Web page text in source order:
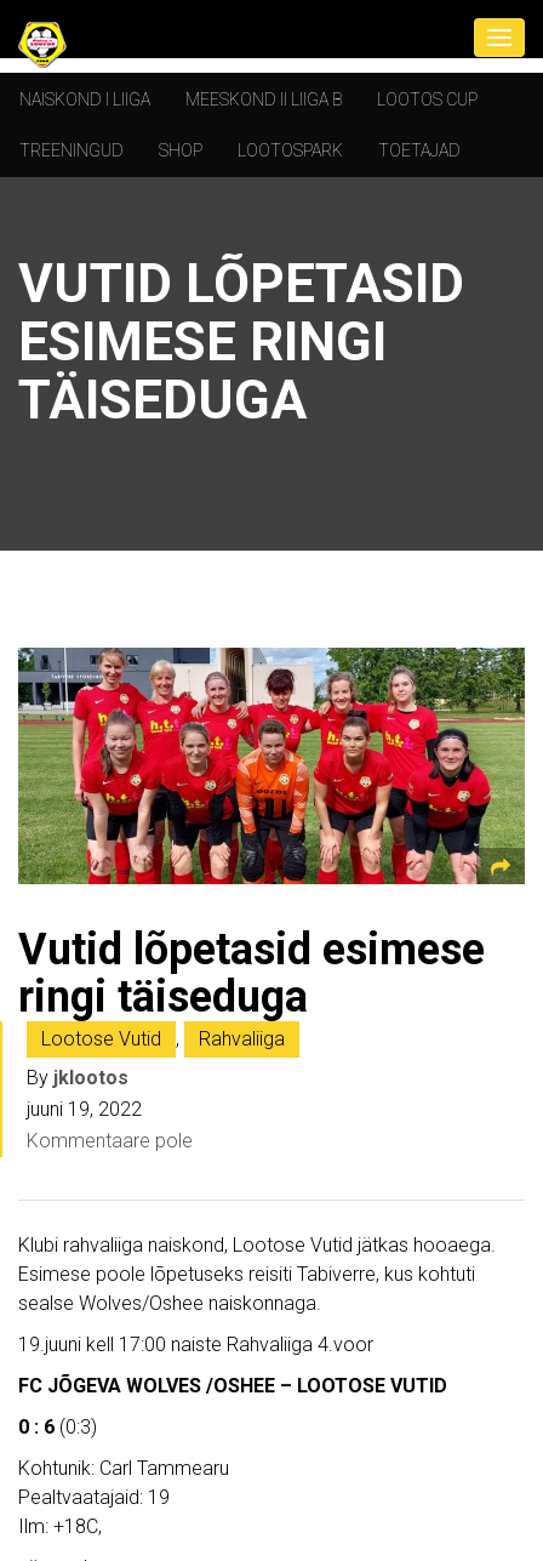
NAISKOND I LIIGA MEESKOND II LIIGA B LOOTOS CUP
TREENINGUD SHOP LOOTOSPARK TOETAJAD
VUTID LÕPETASID
ESIMESE RINGI
TÄISEDUGA
Vutid lõpetasid esimese
ringi täiseduga
Lootose Vutid ,
Rahvaliiga
By jklootos
juuni 19, 2022
Kommentaare pole
Klubi rahvaliiga naiskond, Lootose Vutid jätkas hooaega.
Esimese poole lõpetuseks reisiti Tabiverre, kus kohtuti
sealse Wolves/Oshee naiskonnaga.
19.juuni kell 17:00 naiste Rahvaliiga 4.voor
FC JÕGEVA WOLVES /OSHEE – LOOTOSE VUTID
0 : 6 (0:3)
Kohtunik: Carl Tammearu
Pealtvaatajaid: 19
Ilm: +18C,